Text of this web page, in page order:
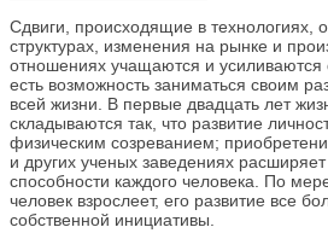
Сдвиги, происходящие в технологиях,
структурах, изменения на рынке и
отношениях учащаются и
есть возможность заниматься своим
всей жизни. В первые двадцать лет
складываются так, что развитие
физическим созреванием;
и других ученых заведениях расширяет
способности каждого человека. По
человек взрослеет, его развитие все
собственной инициативы.